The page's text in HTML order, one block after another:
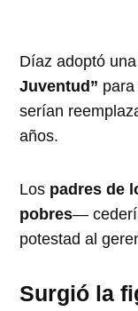
Díaz adoptó
Juventud”
serían
años.
Los padres de
pobres—
potestad al
Surgió la